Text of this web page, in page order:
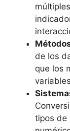
de los
que los
tipos de